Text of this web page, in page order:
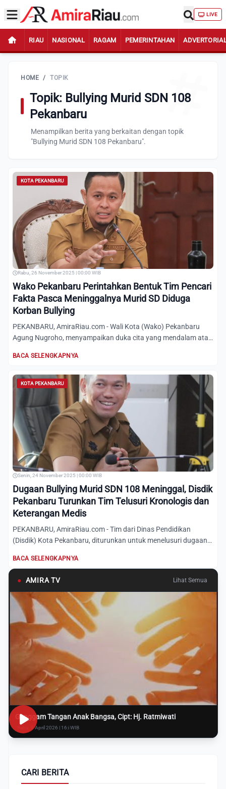
LIVE
RIAU NASIONAL RAGAM PEMERINTAHAN
HOME / TOPIK
Topik: Bullying Murid SDN 108
Pekanbaru
Menampilkan berita yang berkaitan dengan topik
"Bullying Murid SDN 108 Pekanbaru".
KOTA PEKANBARU
Rabu, 26 November 2025 | 00:00 WIB
Wako Pekanbaru Perintahkan Bentuk Tim Pencari
Fakta Pasca Meninggalnya Murid SD Diduga
Korban Bullying
PEKANBARU, AmiraRiau.com - Wali Kota (Wako) Pekanbaru
Agung Nugroho, menyampaikan duka cita yang mendalam atas
BACA SELENGKAPNYA
KOTA PEKANBARU
Senin, 24 November 2025 | 00:00 WIB
Dugaan Bullying Murid SDN 108 Meninggal, Disdik
Pekanbaru Turunkan Tim Telusuri Kronologis dan
Keterangan Medis
PEKANBARU, AmiraRiau.com - Tim dari Dinas Pendidikan
(Disdik) Kota Pekanbaru, diturunkan untuk menelusuri dugaan
BACA SELENGKAPNYA
● AMIRA TV Lihat Semua
Genggam Tangan Anak Bangsa, Cipt: Hj. Ratmiwati
Rabu, 8 April 2026 | 16:i WIB
CARI BERITA